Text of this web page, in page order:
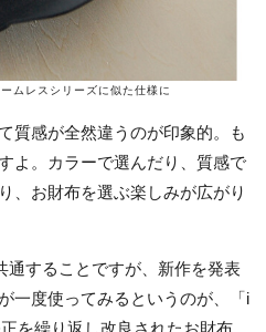
ムレスシリーズに似た仕様に
質感が全然違うのが印象的。も
よ。カラーで選んだり、質感で
、お財布を選ぶ楽しみが広がり
通することですが、新作を発表
一度使ってみるというのが、「i